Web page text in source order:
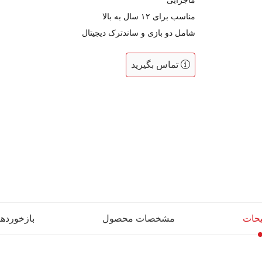
مناسب برای ۱۲ سال به بالا
شامل دو بازی و ساندترک دیجیتال
تماس بگیرید
مشخصات محصول بازخوردها